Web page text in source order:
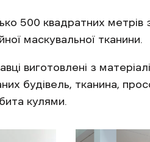
500 квадратних метрів
маскувальної тканини.
виготовлені з
будівель, тканина,
кулями.